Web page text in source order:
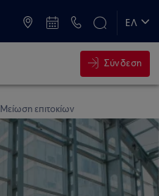
ΕΛ
Σύνδεση
Μείωση επιτοκίων